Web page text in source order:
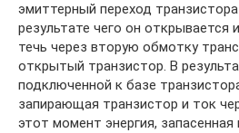
эмиттерный переход
результате чего он открывается
течь через вторую обмотку
открытый транзистор. В
подключенной к базе
запирающая транзистор и ток
этот момент энергия,